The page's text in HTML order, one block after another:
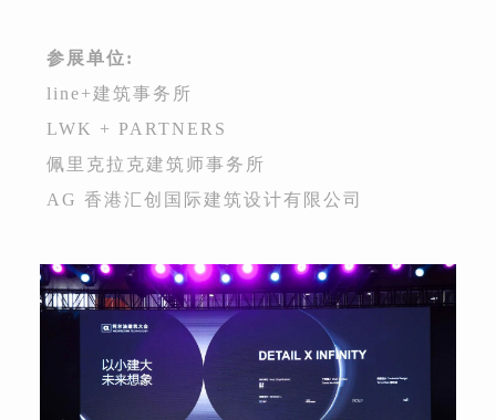
参展单位:
line+建筑事务所
LWK + PARTNERS
佩里克拉克建筑师事务所
AG 香港汇创国际建筑设计有限公司